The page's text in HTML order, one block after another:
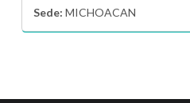
Sede: MICHOACAN